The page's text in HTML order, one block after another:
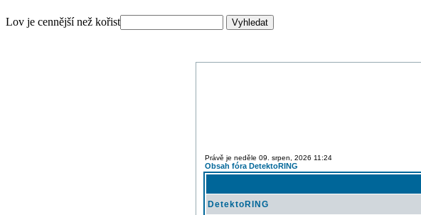
Lov je cennější než kořist
Právě je neděle 09. srpen, 2026 11:24
Obsah fóra DetektoRING
DetektoRING